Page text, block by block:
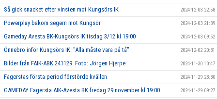
Så gick snacket efter vinsten mot Kungsörs IK 2024-12-03 22:58
Powerplay bakom segern mot Kungsör 2024-12-03 21:39
Gameday Avesta BK-Kungsörs IK tisdag 3/12 kl 19:00 2024-12-03 09:52
Önnebro inför Kungsörs IK: "Alla måste vara på tå" 2024-12-02 20:31
Bilder från FAIK-ABK 241129. Foto: Jörgen Hjerpe 2024-11-30 10:47
Fagerstas första period förstörde kvällen 2024-11-29 23:30
GAMEDAY Fagersta AIK-Avesta BK fredag 29 november kl 19:00 2024-11-29 09:27